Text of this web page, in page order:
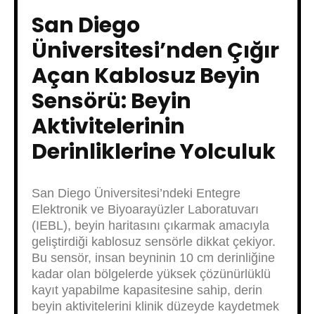
San Diego
Üniversitesi’nden Çığır
Açan Kablosuz Beyin
Sensörü: Beyin
Aktivitelerinin
Derinliklerine Yolculuk
San Diego Üniversitesi’ndeki Entegre
Elektronik ve Biyoarayüzler Laboratuvarı
(IEBL), beyin haritasını çıkarmak amacıyla
geliştirdiği kablosuz sensörle dikkat çekiyor.
Bu sensör, insan beyninin 10 cm derinliğine
kadar olan bölgelerde yüksek çözünürlüklü
kayıt yapabilme kapasitesine sahip, derin
beyin aktivitelerini klinik düzeyde kaydetmek